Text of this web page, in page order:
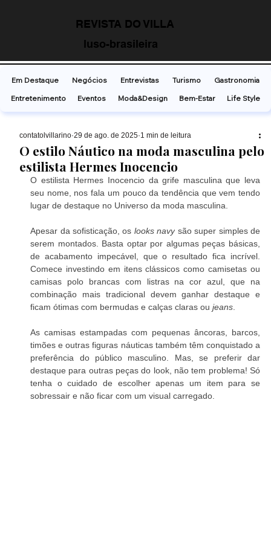
REVISTA DO VILLA
luso-brasileira
O estilo Náutico na moda masculina pelo
estilista Hermes Inocencio
contatolvillarino 29 de ago. de 2025 1 min de leitura
O estilista Hermes Inocencio da grife masculina que leva
seu nome, nos fala um pouco da tendência que vem tendo
lugar de destaque no Universo da moda masculina.
Apesar da sofisticação, os looks navy são super simples de
serem montados. Basta optar por algumas peças básicas,
de acabamento impecável, que o resultado fica incrível.
Comece investindo em itens clássicos como camisetas ou
camisas polo brancas com listras na cor azul, que na
combinação mais tradicional devem ganhar destaque e
ficam ótimas com bermudas e calças claras ou jeans
As camisas estampadas com pequenas âncoras, barcos,
timões e outras figuras náuticas também têm conquistado a
preferência do público masculino. Mas, se preferir dar
destaque para outras peças do look, não tem problema! Só
tenha o cuidado de escolher apenas um item para se
sobressair e não ficar com um visual carregado.
Em Destaque Negócios Entrevistas Turismo
Gastronomia
Entretenimento
Eventos Moda&Design Bem-Estar Life Style